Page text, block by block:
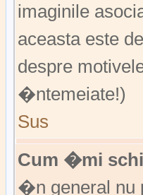
imaginile
aceasta este
despre
�ntemeiate!)
Sus
Cum �mi
�n general nu